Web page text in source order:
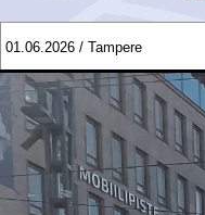
01.06.2026 / Tampere